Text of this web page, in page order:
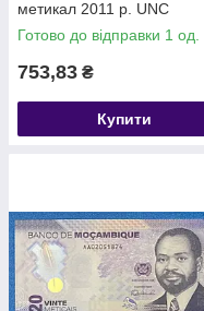
метикал 2011 р. UNC
Готово до відправки 1 од.
753,83 ₴
Купити